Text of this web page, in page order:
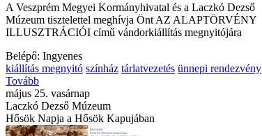
A Veszprém Megyei Kormányhivatal és a Laczkó Dezső
Múzeum tisztelettel meghívja Önt AZ ALAPTÖRVÉNY
ILLUSZTRÁCIÓI című vándorkiállítás megnyitójára
Belépő: Ingyenes
kiállítás megnyitó színház tárlatvezetés ünnepi rendezvény
Tovább
május 25. vasárnap
Laczkó Dezső Múzeum
Hősök Napja a Hősök Kapujában